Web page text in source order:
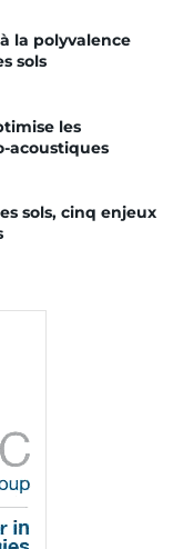
la polyvalence
sols
les
acoustiques
sols, cinq enjeux